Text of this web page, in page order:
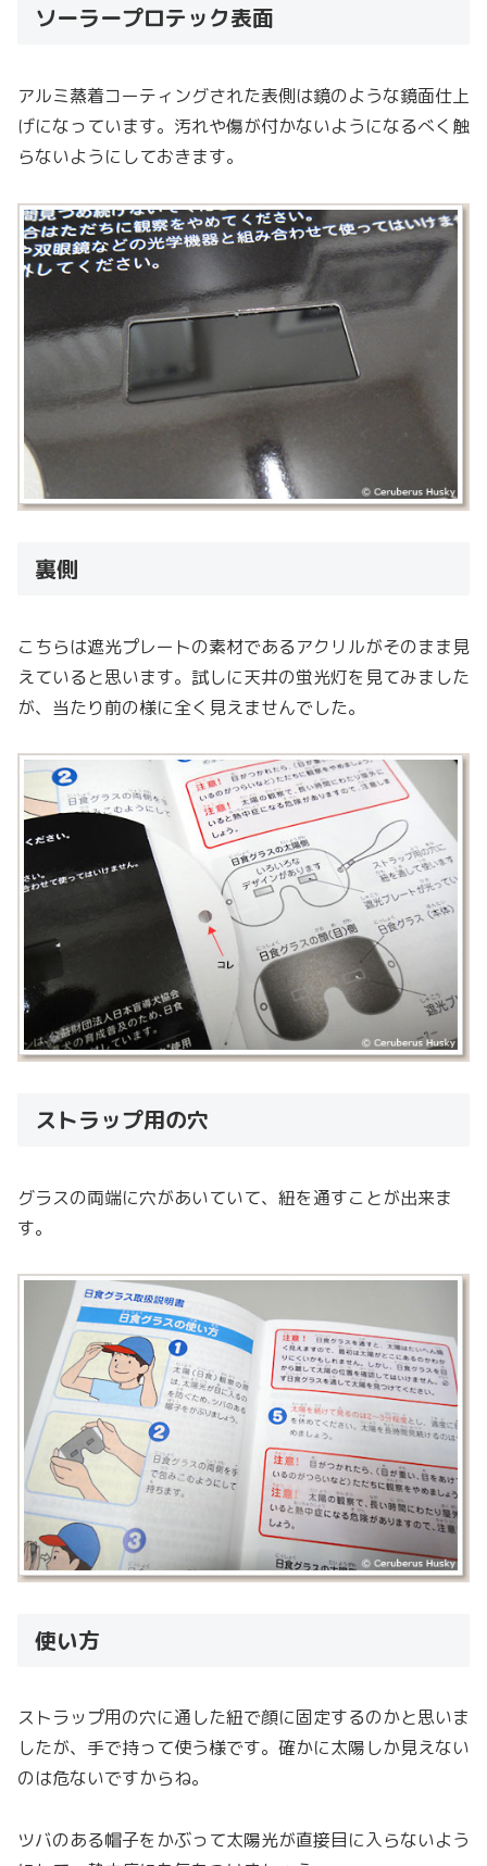
ソーラープロテック表面
アルミ蒸着コーティングされた表側は鏡のような鏡面仕上
げになっています。汚れや傷が付かないようになるべく触
らないようにしておきます。
裏側
こちらは遮光プレートの素材であるアクリルがそのまま見
えていると思います。試しに天井の蛍光灯を見てみました
が、当たり前の様に全く見えませんでした。
ストラップ用の穴
グラスの両端に穴があいていて、紐を通すことが出来ま
す。
使い方
ストラップ用の穴に通した紐で顔に固定するのかと思いま
したが、手で持って使う様です。確かに太陽しか見えない
のは危ないですからね。
ツバのある帽子をかぶって太陽光が直接目に入らないよう